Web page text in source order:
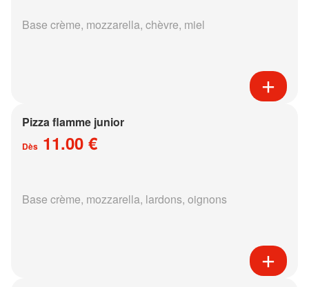
Base crème, mozzarella, chèvre, miel
Pizza flamme junior
Dès 11.00 €
Base crème, mozzarella, lardons, oignons